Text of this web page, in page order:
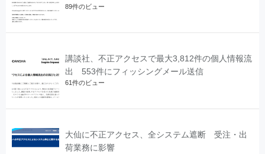
89件のビュー
講談社、不正アクセスで最大3,812件の個人情報流
出 553件にフィッシングメール送信
61件のビュー
大仙に不正アクセス、全システム遮断 受注・出
荷業務に影響